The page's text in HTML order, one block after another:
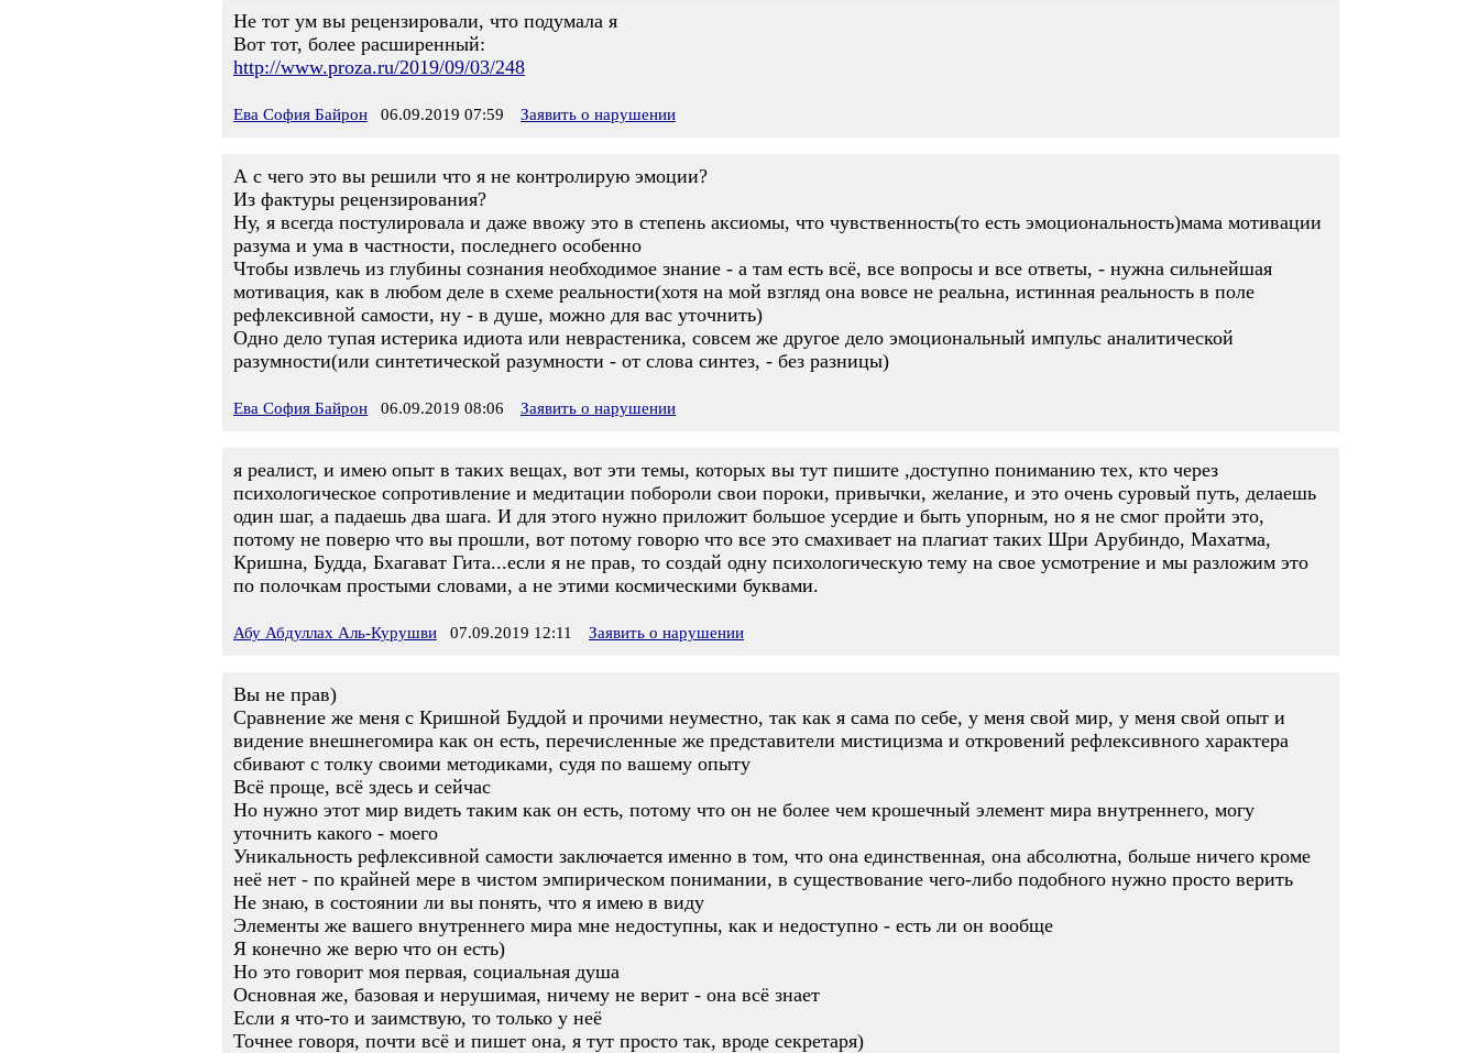
Не тот ум вы рецензировали, что подумала я
Вот тот, более расширенный:
http://www.proza.ru/2019/09/03/248
Ева София Байрон 06.09.2019 07:59 Заявить о нарушении
А с чего это вы решили что я не контролирую эмоции?
Из фактуры рецензирования?
Ну, я всегда постулировала и даже ввожу это в степень аксиомы, что чувственность(то есть эмоциональность)мама мотивации
разума и ума в частности, последнего особенно
Чтобы извлечь из глубины сознания необходимое знание - а там есть всё, все вопросы и все ответы, - нужна сильнейшая
мотивация, как в любом деле в схеме реальности(хотя на мой взгляд она вовсе не реальна, истинная реальность в поле
рефлексивной самости, ну - в душе, можно для вас уточнить)
Одно дело тупая истерика идиота или неврастеника, совсем же другое дело эмоциональный импульс аналитической
разумности(или синтетической разумности - от слова синтез, - без разницы)
Ева София Байрон 06.09.2019 08:06 Заявить о нарушении
я реалист, и имею опыт в таких вещах, вот эти темы, которых вы тут пишите ,доступно пониманию тех, кто через
психологическое сопротивление и медитации побороли свои пороки, привычки, желание, и это очень суровый путь, делаешь
один шаг, а падаешь два шага. И для этого нужно приложит большое усердие и быть упорным, но я не смог пройти это,
потому не поверю что вы прошли, вот потому говорю что все это смахивает на плагиат таких Шри Арубиндо, Махатма,
Кришна, Будда, Бхагават Гита...если я не прав, то создай одну психологическую тему на свое усмотрение и мы разложим это
по полочкам простыми словами, а не этими космическими буквами.
Абу Абдуллах Аль-Курушви 07.09.2019 12:11 Заявить о нарушении
Вы не прав)
Сравнение же меня с Кришной Буддой и прочими неуместно, так как я сама по себе, у меня свой мир, у меня свой опыт и
видение внешнегомира как он есть, перечисленные же представители мистицизма и откровений рефлексивного характера
сбивают с толку своими методиками, судя по вашему опыту
Всё проще, всё здесь и сейчас
Но нужно этот мир видеть таким как он есть, потому что он не более чем крошечный элемент мира внутреннего, могу
уточнить какого - моего
Уникальность рефлексивной самости заключается именно в том, что она единственная, она абсолютна, больше ничего кроме
неё нет - по крайней мере в чистом эмпирическом понимании, в существование чего-либо подобного нужно просто верить
Не знаю, в состоянии ли вы понять, что я имею в виду
Элементы же вашего внутреннего мира мне недоступны, как и недоступно - есть ли он вообще
Я конечно же верю что он есть)
Но это говорит моя первая, социальная душа
Основная же, базовая и нерушимая, ничему не верит - она всё знает
Если я что-то и заимствую, то только у неё
Точнее говоря, почти всё и пишет она, я тут просто так, вроде секретаря)